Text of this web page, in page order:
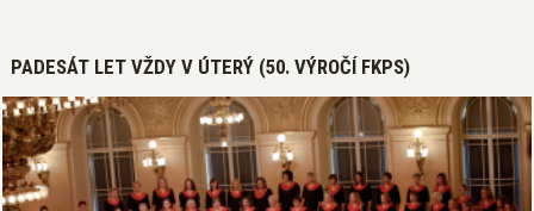
PADESÁT LET VŽDY V ÚTERÝ (50. VÝROČÍ FKPS)